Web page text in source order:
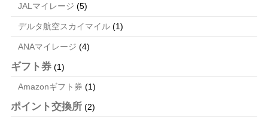
JALマイレージ (5)
デルタ航空スカイマイル(1)
ANAマイレージ (4)
ギフト券(1)
Amazonギフト券 (1)
ポイント交換所(2)